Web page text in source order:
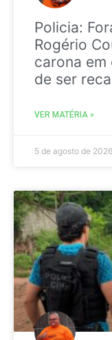
Policia:
Rogério
carona
de ser
VER MATÉRIA »
5 de agosto de 2026